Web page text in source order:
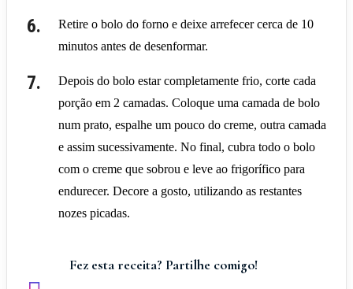
Retire o bolo do forno e deixe arrefecer cerca de 10
minutos antes de desenformar.
Depois do bolo estar completamente frio, corte cada
porção em 2 camadas. Coloque uma camada de bolo
num prato, espalhe um pouco do creme, outra camada
e assim sucessivamente. No final, cubra todo o bolo
com o creme que sobrou e leve ao frigorífico para
endurecer. Decore a gosto, utilizando as restantes
nozes picadas.
Fez esta receita? Partilhe comigo!